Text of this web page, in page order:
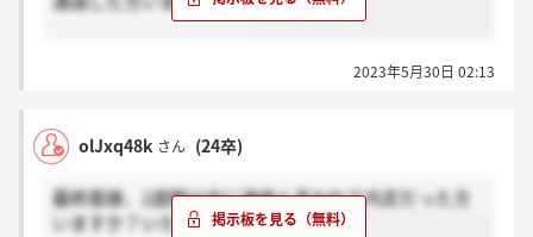
2023年5月30日 02:13
olJxq48k さん (24卒)
最終面接、2週間以内に連絡と言われて内定だった方
いますか？いたら感謝お願いします！